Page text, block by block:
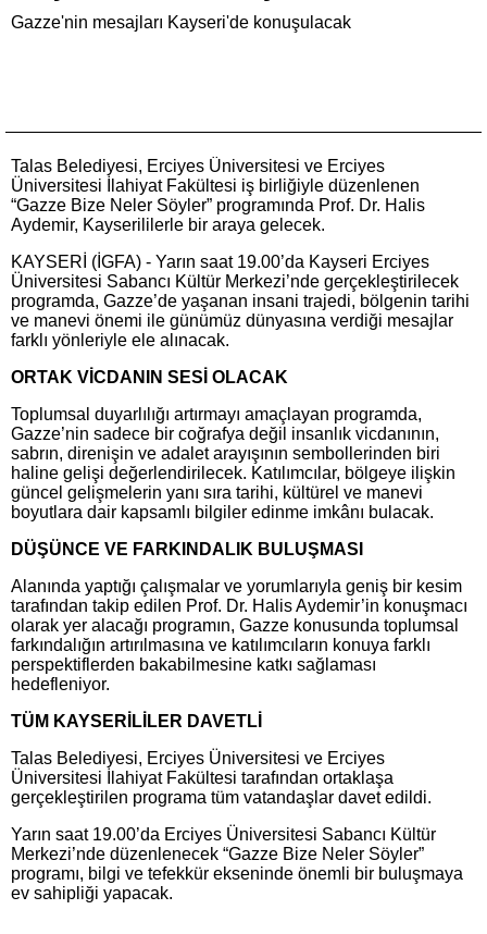
Gazze'nin mesajları Kayseri'de konuşulacak
Talas Belediyesi, Erciyes Üniversitesi ve Erciyes
Üniversitesi İlahiyat Fakültesi iş birliğiyle düzenlenen
“Gazze Bize Neler Söyler” programında Prof. Dr. Halis
Aydemir, Kayserililerle bir araya gelecek.
KAYSERİ (İGFA) - Yarın saat 19.00’da Kayseri Erciyes
Üniversitesi Sabancı Kültür Merkezi’nde gerçekleştirilecek
programda, Gazze’de yaşanan insani trajedi, bölgenin tarihi
ve manevi önemi ile günümüz dünyasına verdiği mesajlar
farklı yönleriyle ele alınacak.
ORTAK VİCDANIN SESİ OLACAK
Toplumsal duyarlılığı artırmayı amaçlayan programda,
Gazze’nin sadece bir coğrafya değil insanlık vicdanının,
sabrın, direnişin ve adalet arayışının sembollerinden biri
haline gelişi değerlendirilecek. Katılımcılar, bölgeye ilişkin
güncel gelişmelerin yanı sıra tarihi, kültürel ve manevi
boyutlara dair kapsamlı bilgiler edinme imkânı bulacak.
DÜŞÜNCE VE FARKINDALIK BULUŞMASI
Alanında yaptığı çalışmalar ve yorumlarıyla geniş bir kesim
tarafından takip edilen Prof. Dr. Halis Aydemir’in konuşmacı
olarak yer alacağı programın, Gazze konusunda toplumsal
farkındalığın artırılmasına ve katılımcıların konuya farklı
perspektiflerden bakabilmesine katkı sağlaması
hedefleniyor.
TÜM KAYSERİLİLER DAVETLİ
Talas Belediyesi, Erciyes Üniversitesi ve Erciyes
Üniversitesi İlahiyat Fakültesi tarafından ortaklaşa
gerçekleştirilen programa tüm vatandaşlar davet edildi.
Yarın saat 19.00’da Erciyes Üniversitesi Sabancı Kültür
Merkezi’nde düzenlenecek “Gazze Bize Neler Söyler”
programı, bilgi ve tefekkür ekseninde önemli bir buluşmaya
ev sahipliği yapacak.